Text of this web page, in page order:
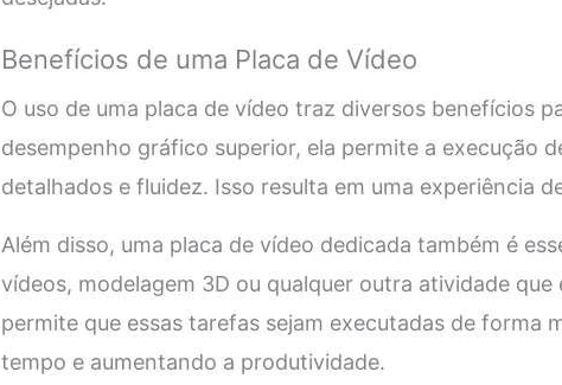
Benefícios de uma Placa de Vídeo
O uso de uma placa de vídeo traz diversos benefícios
desempenho gráfico superior, ela permite a execução
detalhados e fluidez. Isso resulta em uma experiência
Além disso, uma placa de vídeo dedicada também é
vídeos, modelagem 3D ou qualquer outra atividade
permite que essas tarefas sejam executadas de forma
tempo e aumentando a produtividade.